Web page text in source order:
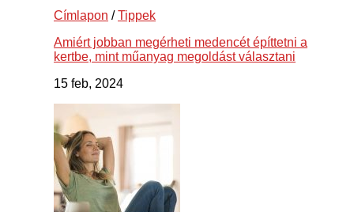
Címlapon /Tippek
Amiért jobban megérheti medencét építtetni a
kertbe, mint műanyag megoldást választani
15 feb, 2024